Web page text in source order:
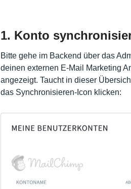
1. Konto
Bitte gehe im Backend über das
deinen externen E-Mail Marketing
angezeigt. Taucht in dieser
das Synchronisieren-Icon klicken: